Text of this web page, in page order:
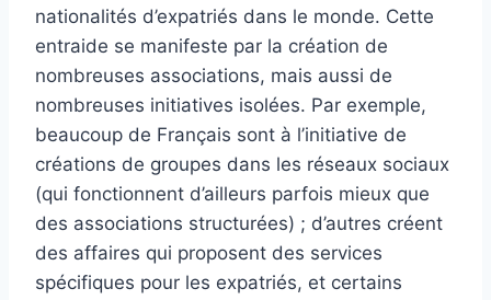
nationalités d’expatriés dans le monde. Cette
entraide se manifeste par la création de
nombreuses associations, mais aussi de
nombreuses initiatives isolées. Par exemple,
beaucoup de Français sont à l’initiative de
créations de groupes dans les réseaux sociaux
(qui fonctionnent d’ailleurs parfois mieux que
des associations structurées) ; d’autres créent
des affaires qui proposent des services
spécifiques pour les expatriés, et certains